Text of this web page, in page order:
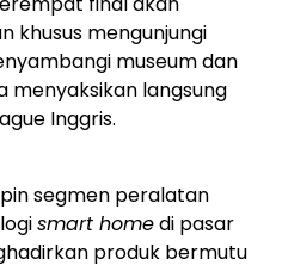
khusus mengunjungi
museum dan
menyaksikan langsung
Inggris.
segmen peralatan
smart homedi pasar
produk bermutu